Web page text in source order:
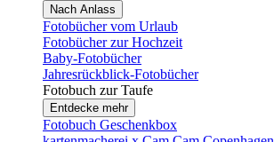
Nach Anlass
Fotobücher vom Urlaub
Fotobücher zur Hochzeit
Baby-Fotobücher
Jahresrückblick-Fotobücher
Fotobuch zur Taufe
Entdecke mehr
Fotobuch Geschenkbox